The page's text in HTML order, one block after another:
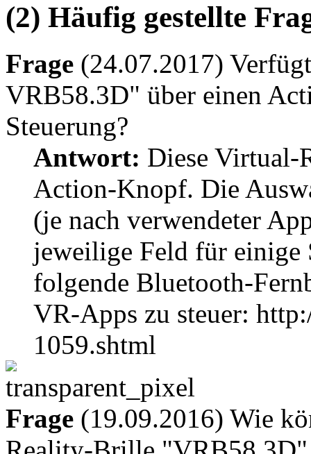
(2) Häufig gestellte
Frage (24.07.2017)
VRB58.3D" über einen
Steuerung?
Antwort: Diese Virtual-
Action-Knopf. Die
(je nach verwendeter
jeweilige Feld für einige
folgende Bluetooth-
VR-Apps zu steuer:
1059.shtml
Frage (19.09.2016) Wie